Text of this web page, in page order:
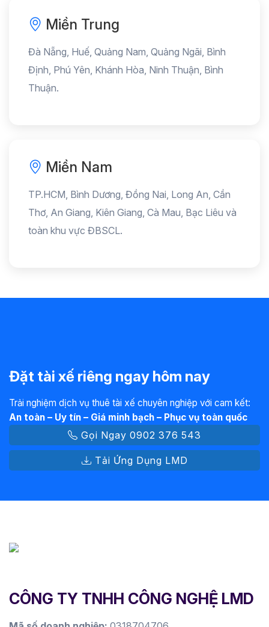
Miền Trung
Đà Nẵng, Huế, Quảng Nam, Quảng Ngãi, Bình
Định, Phú Yên, Khánh Hòa, Ninh Thuận, Bình
Thuận.
Miền Nam
TP.HCM, Bình Dương, Đồng Nai, Long An, Cần
Thơ, An Giang, Kiên Giang, Cà Mau, Bạc Liêu và
toàn khu vực ĐBSCL.
Đặt tài xế riêng ngay hôm nay
Trải nghiệm dịch vụ thuê tài xế chuyên nghiệp với cam kết:
An toàn – Uy tín – Giá minh bạch – Phục vụ toàn quốc
Gọi Ngay 0902 376 543
Tải Ứng Dụng LMD
CÔNG TY TNHH CÔNG NGHỆ LMD